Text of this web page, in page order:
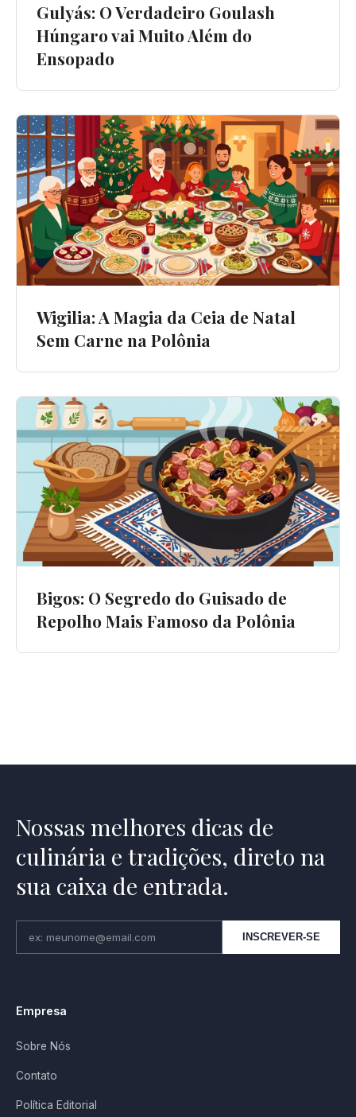
Gulyás: O Verdadeiro Goulash
Húngaro vai Muito Além do
Ensopado
Wigilia: A Magia da Ceia de Natal
Sem Carne na Polônia
Bigos: O Segredo do Guisado de
Repolho Mais Famoso da Polônia
Nossas melhores dicas de
culinária e tradições, direto na
sua caixa de entrada.
INSCREVER-SE
Empresa
Sobre Nós
Contato
Política Editorial